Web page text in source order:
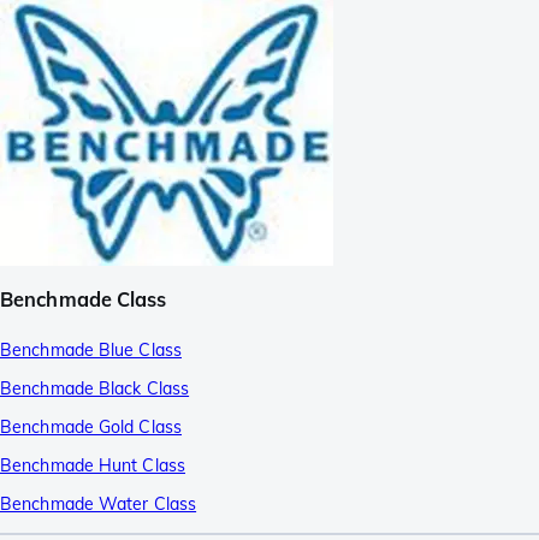
Benchmade Class
Benchmade Blue Class
Benchmade Black Class
Benchmade Gold Class
Benchmade Hunt Class
Benchmade Water Class